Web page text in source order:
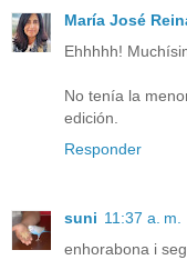
María José
Ehhhhh!
No tenía la
edición.
Responder
suni 11:37 a. m.
enhorabona i